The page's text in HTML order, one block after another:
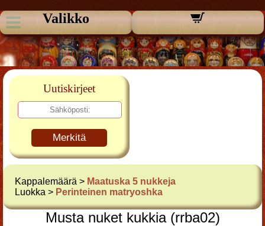
Valikko
Uutiskirjeet
Merkitä
Kappalemäärä > Maatuska 5 nukkeja
Luokka > Perinteinen matryoshka
Musta nuket kukkia (rrba02)